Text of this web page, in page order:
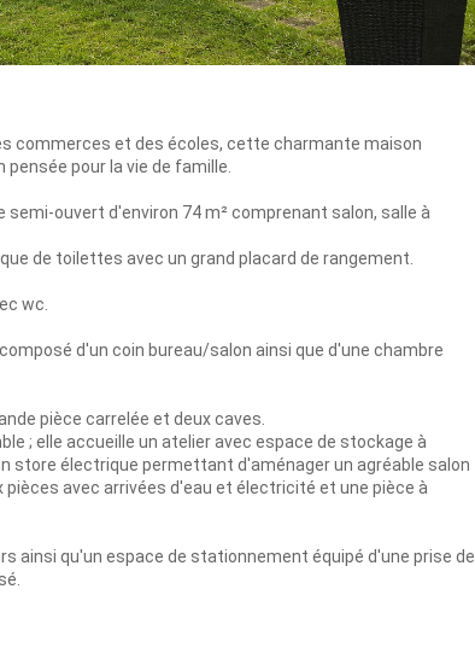
commerces et des écoles, cette charmante maison
pour la vie de famille.
ouvert d'environ 74 m² comprenant salon, salle à
de toilettes avec un grand placard de rangement.
wc.
d'un coin bureau/salon ainsi que d'une chambre
pièce carrelée et deux caves.
; elle accueille un atelier avec espace de stockage à
store électrique permettant d'aménager un agréable salon
avec arrivées d'eau et électricité et une pièce à
ainsi qu'un espace de stationnement équipé d'une prise de